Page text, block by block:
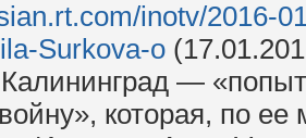
inotv/2016-
Surkova-o
—
которая, по ее